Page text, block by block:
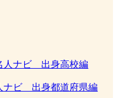
人ナビ 出身高校編
ナビ 出身都道府県編